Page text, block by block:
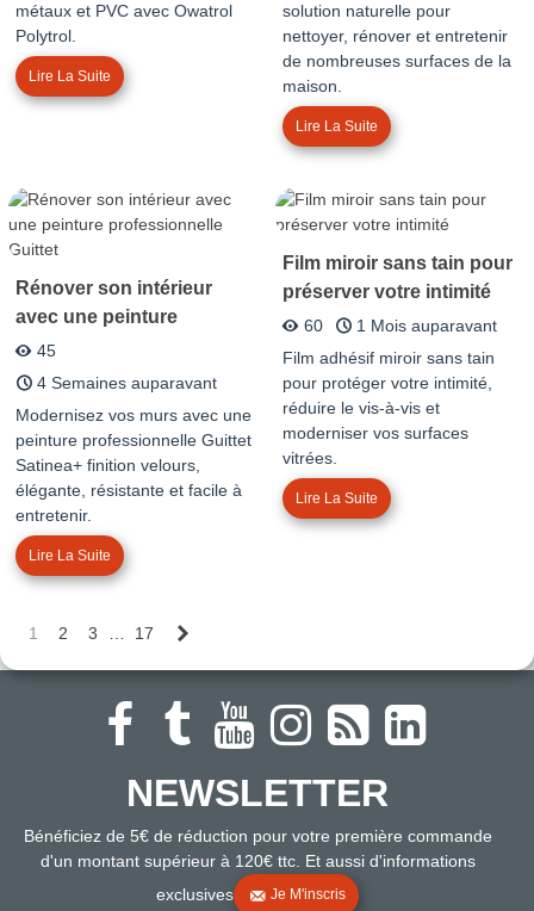
métaux et PVC avec Owatrol
Polytrol.
Lire La Suite
solution naturelle pour
nettoyer, rénover et entretenir
de nombreuses surfaces de la
maison.
Lire La Suite
Rénover son intérieur
avec une peinture
professionnelle Guittet
45
4 Semaines auparavant
Modernisez vos murs avec une
peinture professionnelle Guittet
Satinea+ finition velours,
élégante, résistante et facile à
entretenir.
Lire La Suite
Film miroir sans tain pour
préserver votre intimité
60
1 Mois auparavant
Film adhésif miroir sans tain
pour protéger votre intimité,
réduire le vis-à-vis et
moderniser vos surfaces
vitrées.
Lire La Suite
1 2 3 … 17
NEWSLETTER
Bénéficiez de 5€ de réduction pour votre première commande
d'un montant supérieur à 120€ ttc. Et aussi d'informations
exclusives
Je M'inscris